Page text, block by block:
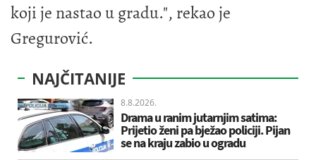
koji je nastao u gradu.", rekao je
Gregurović.
NAJČITANIJE
8.8.2026.
Drama u ranim jutarnjim satima:
Prijetio ženi pa bježao policiji. Pijan
se na kraju zabio u ogradu